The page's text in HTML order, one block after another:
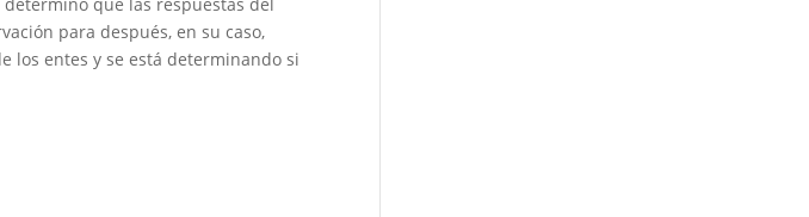
para después, en su caso,
los entes y se está determinando si